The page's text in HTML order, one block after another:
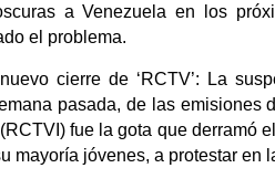
a Venezuela en los
el problema.
cierre de ‘RCTV’: La
pasada, de las emisiones
fue la gota que derramó
mayoría jóvenes, a protestar en